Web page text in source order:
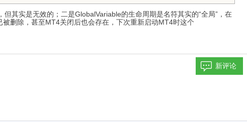
其实是无效的；二是GlobalVariable的生命周期是名符其实的“全局”，在
删除，甚至MT4关闭后也会存在，下次重新启动MT4时这个
新评论